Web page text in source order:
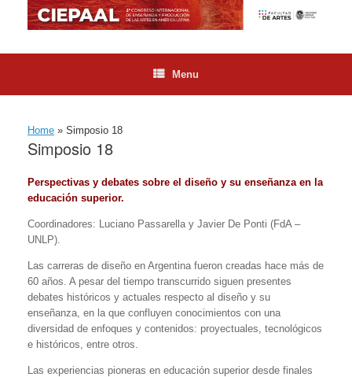
Menu
Home » Simposio 18
Simposio 18
Perspectivas y debates sobre el diseño y su enseñanza en la
educación superior.
Coordinadores: Luciano Passarella y Javier De Ponti (FdA –
UNLP).
Las carreras de diseño en Argentina fueron creadas hace más de
60 años. A pesar del tiempo transcurrido siguen presentes
debates históricos y actuales respecto al diseño y su
enseñanza, en la que confluyen conocimientos con una
diversidad de enfoques y contenidos: proyectuales, tecnológicos
e históricos, entre otros.
Las experiencias pioneras en educación superior desde finales